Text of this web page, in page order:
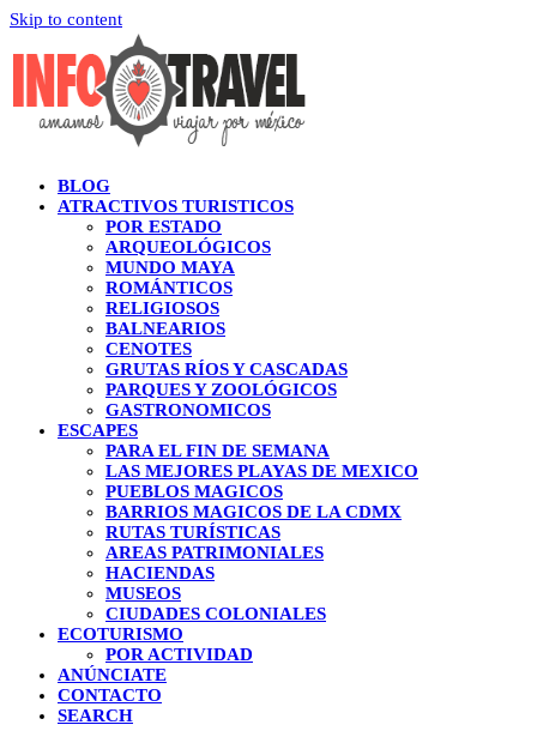
Skip to content
BLOG
ATRACTIVOS TURISTICOS
POR ESTADO
ARQUEOLÓGICOS
MUNDO MAYA
ROMÁNTICOS
RELIGIOSOS
BALNEARIOS
CENOTES
GRUTAS RÍOS Y CASCADAS
PARQUES Y ZOOLÓGICOS
GASTRONOMICOS
ESCAPES
PARA EL FIN DE SEMANA
LAS MEJORES PLAYAS DE MEXICO
PUEBLOS MAGICOS
BARRIOS MAGICOS DE LA CDMX
RUTAS TURÍSTICAS
AREAS PATRIMONIALES
HACIENDAS
MUSEOS
CIUDADES COLONIALES
ECOTURISMO
POR ACTIVIDAD
ANÚNCIATE
CONTACTO
SEARCH